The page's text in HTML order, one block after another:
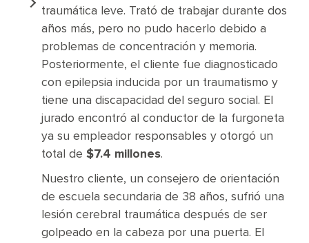
traumática leve. Trató de trabajar durante dos
años más, pero no pudo hacerlo debido a
problemas de concentración y memoria.
Posteriormente, el cliente fue diagnosticado
con epilepsia inducida por un traumatismo y
tiene una discapacidad del seguro social. El
jurado encontró al conductor de la furgoneta
ya su empleador responsables y otorgó un
total de $7.4 millones.
Nuestro cliente, un consejero de orientación
de escuela secundaria de 38 años, sufrió una
lesión cerebral traumática después de ser
golpeado en la cabeza por una puerta. El